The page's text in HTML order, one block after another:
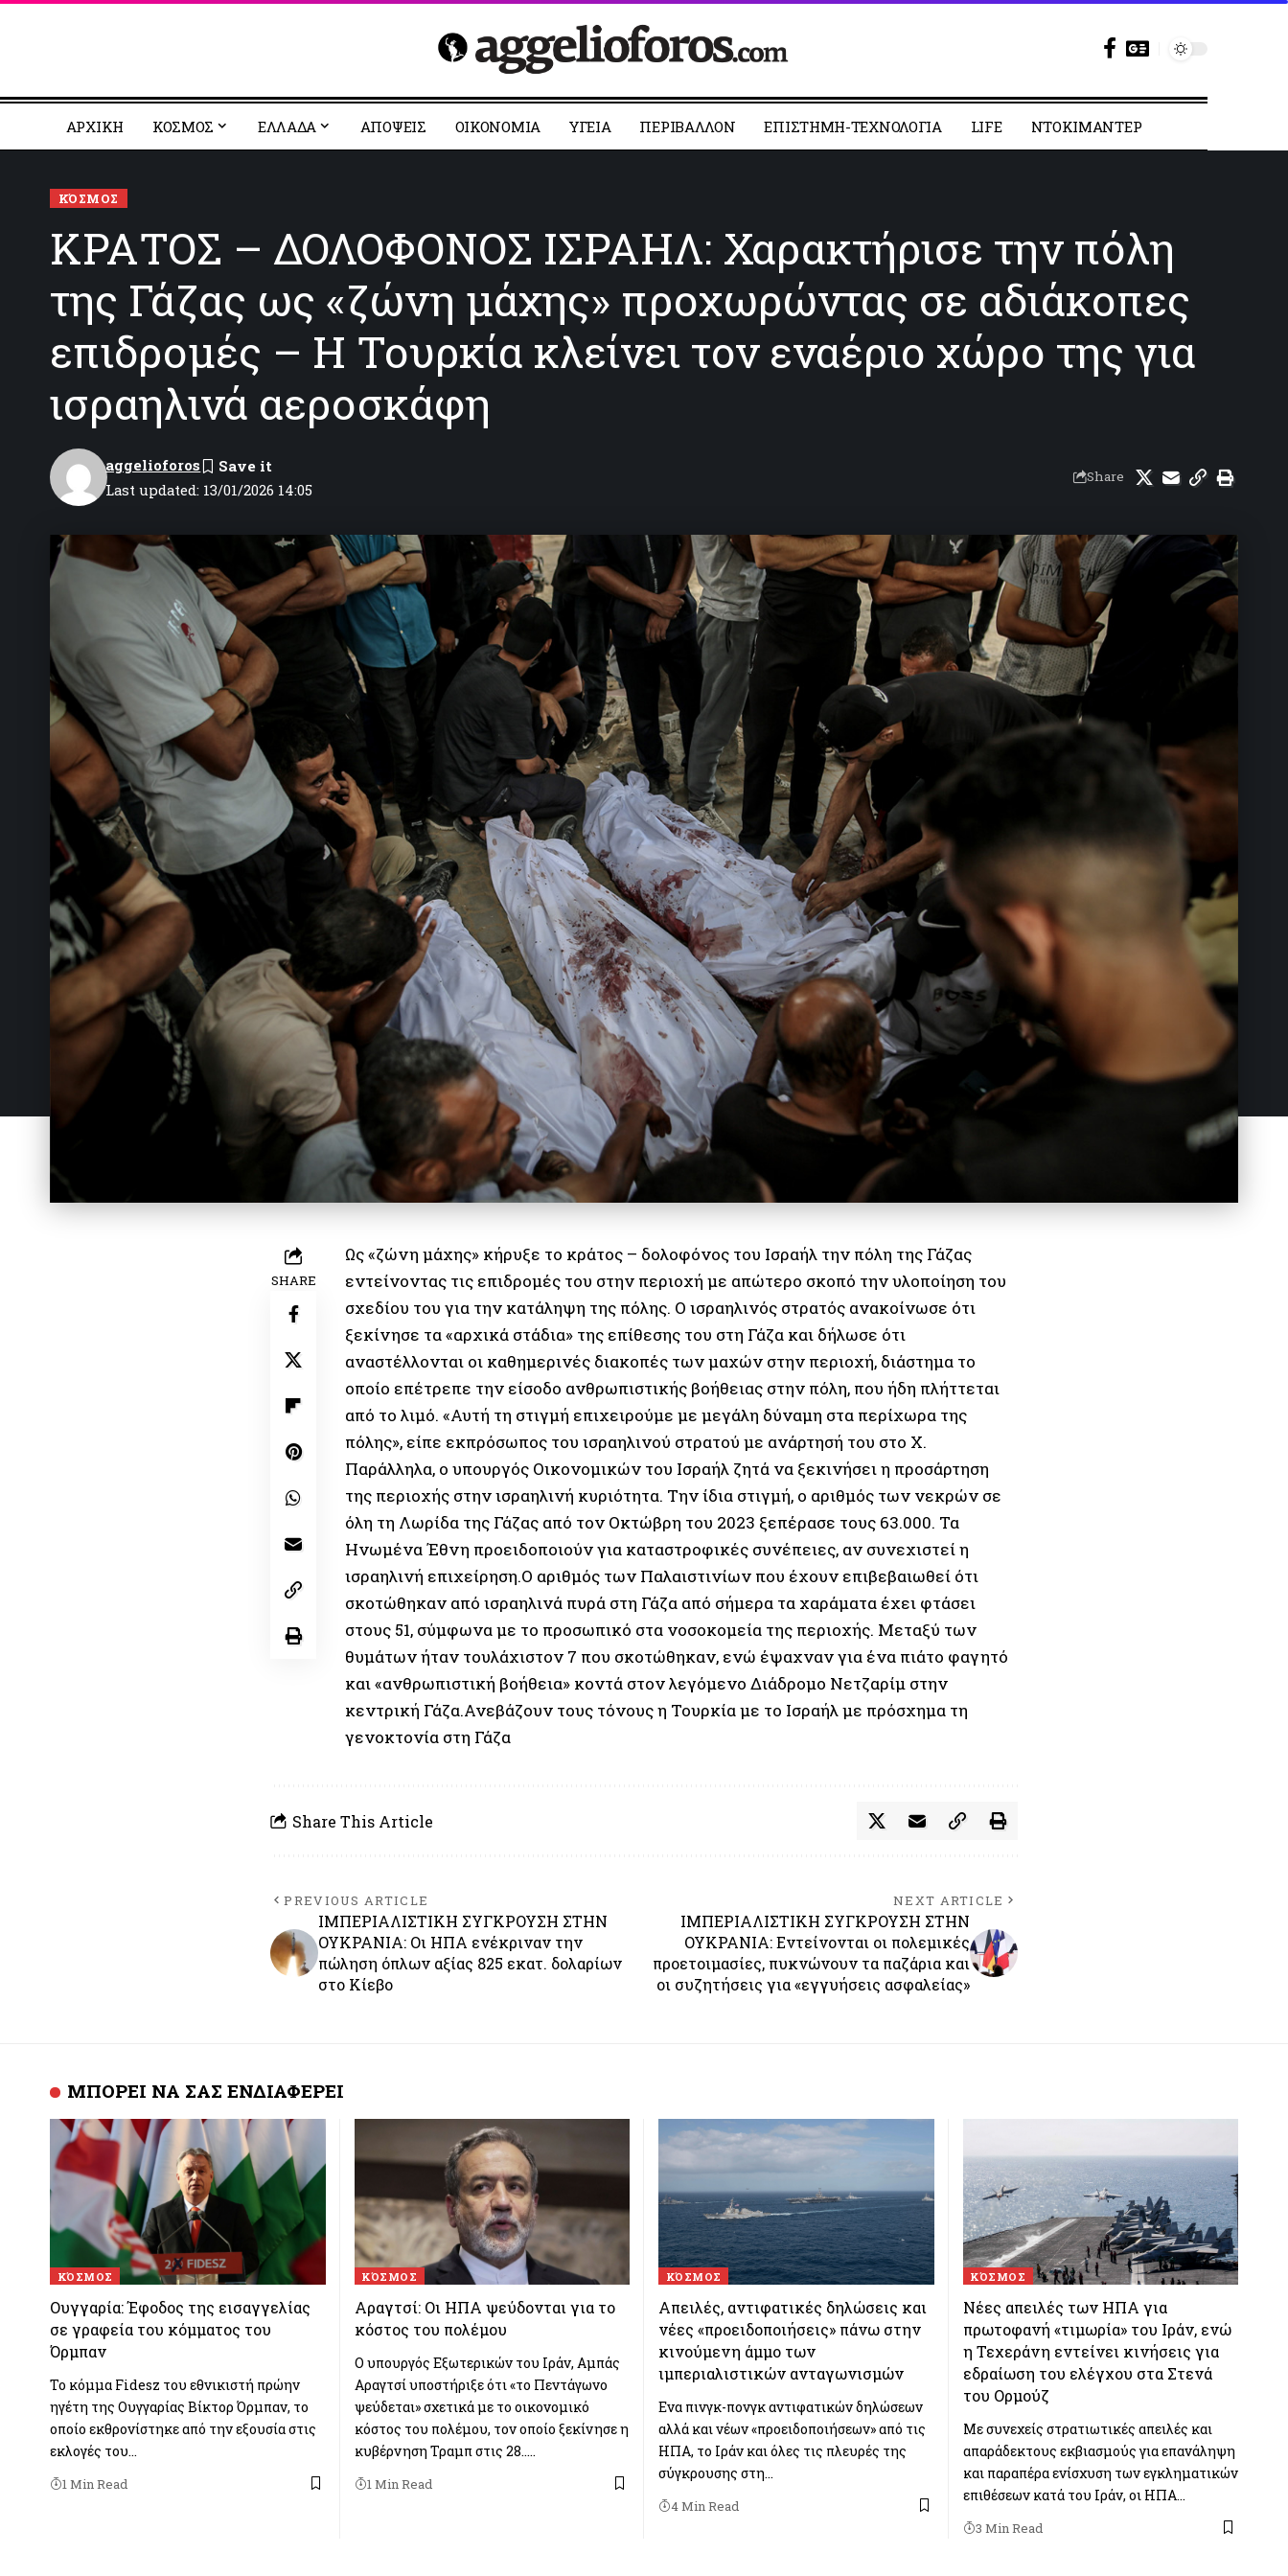
ΑΡΧΙΚΗ ΚΟΣΜΟΣ EΛΛΑΔΑ ΑΠΟΨΕΙΣ ΟΙΚΟΝΟΜΙΑ YΓΕΙΑ ΠΕΡΙΒΑΛΛΟΝ ΕΠΙΣΤΗΜΗ-ΤΕΧΝΟΛΟΓΙΑ LIFE ΝΤΟΚΙΜΑΝΤΕΡ
ΚΌΣΜΟΣ
ΚΡΑΤΟΣ – ΔΟΛΟΦΟΝΟΣ ΙΣΡΑΗΛ: Χαρακτήρισε την πόλη
της Γάζας ως «ζώνη μάχης» προχωρώντας σε αδιάκοπες
επιδρομές – Η Τουρκία κλείνει τον εναέριο χώρο της για
ισραηλινά αεροσκάφη
Last updated: 13/01/2026 14:05
aggelioforos
Share
SHARE
Ως «ζώνη μάχης» κήρυξε το κράτος – δολοφόνος του Ισραήλ την πόλη της Γάζας
εντείνοντας τις επιδρομές του στην περιοχή με απώτερο σκοπό την υλοποίηση του
σχεδίου του για την κατάληψη της πόλης. Ο ισραηλινός στρατός ανακοίνωσε ότι
ξεκίνησε τα «αρχικά στάδια» της επίθεσης του στη Γάζα και δήλωσε ότι
αναστέλλονται οι καθημερινές διακοπές των μαχών στην περιοχή, διάστημα το
οποίο επέτρεπε την είσοδο ανθρωπιστικής βοήθειας στην πόλη, που ήδη πλήττεται
από το λιμό. «Αυτή τη στιγμή επιχειρούμε με μεγάλη δύναμη στα περίχωρα της
πόλης», είπε εκπρόσωπος του ισραηλινού στρατού με ανάρτησή του στο X.
Παράλληλα, ο υπουργός Οικονομικών του Ισραήλ ζητά να ξεκινήσει η προσάρτηση
της περιοχής στην ισραηλινή κυριότητα. Την ίδια στιγμή, ο αριθμός των νεκρών σε
όλη τη Λωρίδα της Γάζας από τον Οκτώβρη του 2023 ξεπέρασε τους 63.000. Τα
Ηνωμένα Έθνη προειδοποιούν για καταστροφικές συνέπειες, αν συνεχιστεί η
ισραηλινή επιχείρηση.Ο αριθμός των Παλαιστινίων που έχουν επιβεβαιωθεί ότι
σκοτώθηκαν από ισραηλινά πυρά στη Γάζα από σήμερα τα χαράματα έχει φτάσει
στους 51, σύμφωνα με το προσωπικό στα νοσοκομεία της περιοχής. Μεταξύ των
θυμάτων ήταν τουλάχιστον 7 που σκοτώθηκαν, ενώ έψαχναν για ένα πιάτο φαγητό
και «ανθρωπιστική βοήθεια» κοντά στον λεγόμενο Διάδρομο Νετζαρίμ στην
κεντρική Γάζα.Ανεβάζουν τους τόνους η Τουρκία με το Ισραήλ με πρόσχημα τη
γενοκτονία στη Γάζα
Share This Article
PREVIOUS ARTICLE
ΙΜΠΕΡΙΑΛΙΣΤΙΚΗ ΣΥΓΚΡΟΥΣΗ ΣΤΗΝ
ΟΥΚΡΑΝΙΑ: Οι ΗΠΑ ενέκριναν την
πώληση όπλων αξίας 825 εκατ. δολαρίων
στο Κίεβο
NEXT ARTICLE
ΙΜΠΕΡΙΑΛΙΣΤΙΚΗ ΣΥΓΚΡΟΥΣΗ ΣΤΗΝ
ΟΥΚΡΑΝΙΑ: Εντείνονται οι πολεμικές
προετοιμασίες, πυκνώνουν τα παζάρια και
οι συζητήσεις για «εγγυήσεις ασφαλείας»
ΜΠΟΡΕΙ ΝΑ ΣΑΣ ΕΝΔΙΑΦΕΡΕΙ
ΚΌΣΜΟΣ
Ουγγαρία: Έφοδος της εισαγγελίας
σε γραφεία του κόμματος του
Όρμπαν
Το κόμμα Fidesz του εθνικιστή πρώην
ηγέτη της Ουγγαρίας Βίκτορ Όρμπαν, το
οποίο εκθρονίστηκε από την εξουσία στις
εκλογές του…
1 Min Read
ΚΌΣΜΟΣ
Αραγτσί: Οι ΗΠΑ ψεύδονται για το
κόστος του πολέμου
Ο υπουργός Εξωτερικών του Ιράν, Αμπάς
Αραγτσί υποστήριξε ότι «το Πεντάγωνο
ψεύδεται» σχετικά με το οικονομικό
κόστος του πολέμου, τον οποίο ξεκίνησε η
κυβέρνηση Τραμπ στις 28..…
1 Min Read
ΚΌΣΜΟΣ
Απειλές, αντιφατικές δηλώσεις και
νέες «προειδοποιήσεις» πάνω στην
κινούμενη άμμο των
ιμπεριαλιστικών ανταγωνισμών
Ενα πινγκ-πονγκ αντιφατικών δηλώσεων
αλλά και νέων «προειδοποιήσεων» από τις
ΗΠΑ, το Ιράν και όλες τις πλευρές της
σύγκρουσης στη…
4 Min Read
ΚΌΣΜΟΣ
Νέες απειλές των ΗΠΑ για
πρωτοφανή «τιμωρία» του Ιράν, ενώ
η Τεχεράνη εντείνει κινήσεις για
εδραίωση του ελέγχου στα Στενά
του Ορμούζ
Με συνεχείς στρατιωτικές απειλές και
απαράδεκτους εκβιασμούς για επανάληψη
και παραπέρα ενίσχυση των εγκληματικών
επιθέσεων κατά του Ιράν, οι ΗΠΑ…
3 Min Read